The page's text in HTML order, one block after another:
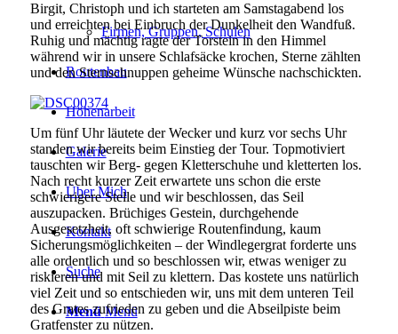
Firmen, Gruppen, Schulen
Routenbau
Höhenarbeit
Galerie
Über Mich
Kontakt
Suche
Menü Menü
Birgit, Christoph und ich starteten am Samstagabend los
und erreichten bei Einbruch der Dunkelheit den Wandfuß.
Ruhig und mächtig ragte der Torstein in den Himmel
während wir in unsere Schlafsäcke krochen, Sterne zählten
und den Sternschnuppen geheime Wünsche nachschickten.
Um fünf Uhr läutete der Wecker und kurz vor sechs Uhr
standen wir bereits beim Einstieg der Tour. Topmotiviert
tauschten wir Berg- gegen Kletterschuhe und kletterten los.
Nach recht kurzer Zeit erwartete uns schon die erste
schwierigere Stelle und wir beschlossen, das Seil
auszupacken. Brüchiges Gestein, durchgehende
Ausgesetzheit, oft schwierige Routenfindung, kaum
Sicherungsmöglichkeiten – der Windlegergrat forderte uns
alle ordentlich und so beschlossen wir, etwas weniger zu
riskieren und mit Seil zu klettern. Das kostete uns natürlich
viel Zeit und so entschieden wir, uns mit dem unteren Teil
des Grates zufrieden zu geben und die Abseilpiste beim
Gratfenster zu nützen.